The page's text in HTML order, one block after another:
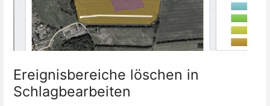
Ereignisbereiche löschen in
Schlagbearbeiten